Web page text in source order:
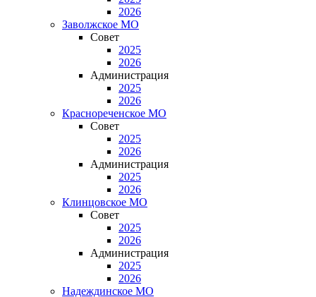
2026
Заволжское МО
Совет
2025
2026
Администрация
2025
2026
Краснореченское МО
Совет
2025
2026
Администрация
2025
2026
Клинцовское МО
Совет
2025
2026
Администрация
2025
2026
Надеждинское МО